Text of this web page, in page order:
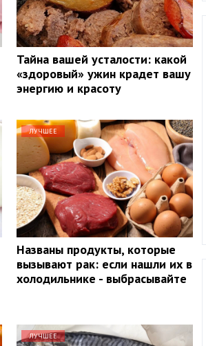
Тайна вашей усталости: какой
«здоровый» ужин крадет вашу
энергию и красоту
ЛУЧШЕЕ
Названы продукты, которые
вызывают рак: если нашли их в
холодильнике - выбрасывайте
ЛУЧШЕЕ